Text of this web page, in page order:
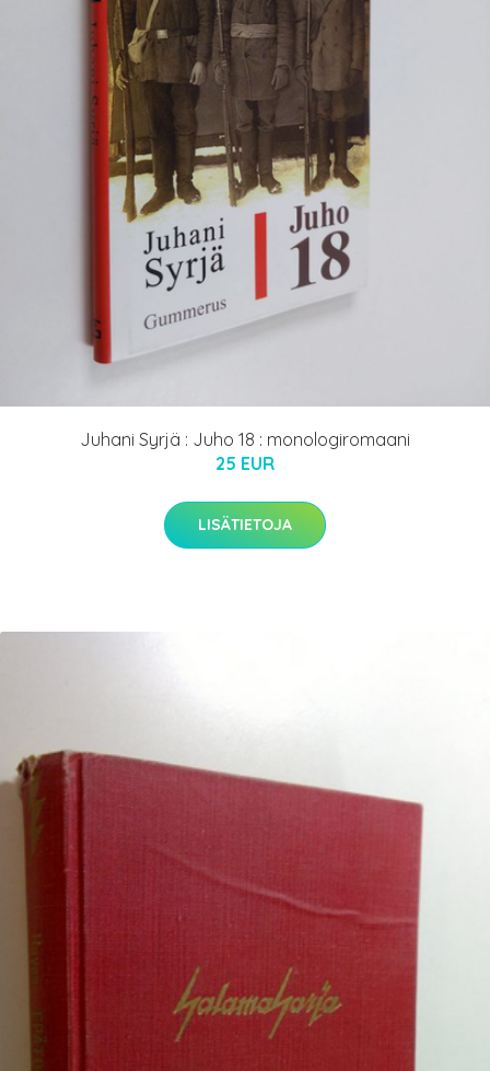
Juhani Syrjä : Juho 18 : monologiromaani
25 EUR
LISÄTIETOJA